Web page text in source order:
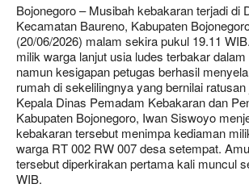
Bojonegoro – Musibah kebakaran terjadi di
Kecamatan Baureno, Kabupaten
(20/06/2026) malam sekira pukul 19.11
milik warga lanjut usia ludes terbakar
namun kesigapan petugas berhasil
rumah di sekelilingnya yang bernilai ratusan
Kepala Dinas Pemadam Kebakaran dan
Kabupaten Bojonegoro, Iwan Siswoyo
kebakaran tersebut menimpa kediaman
warga RT 002 RW 007 desa setempat.
tersebut diperkirakan pertama kali muncul
WIB.